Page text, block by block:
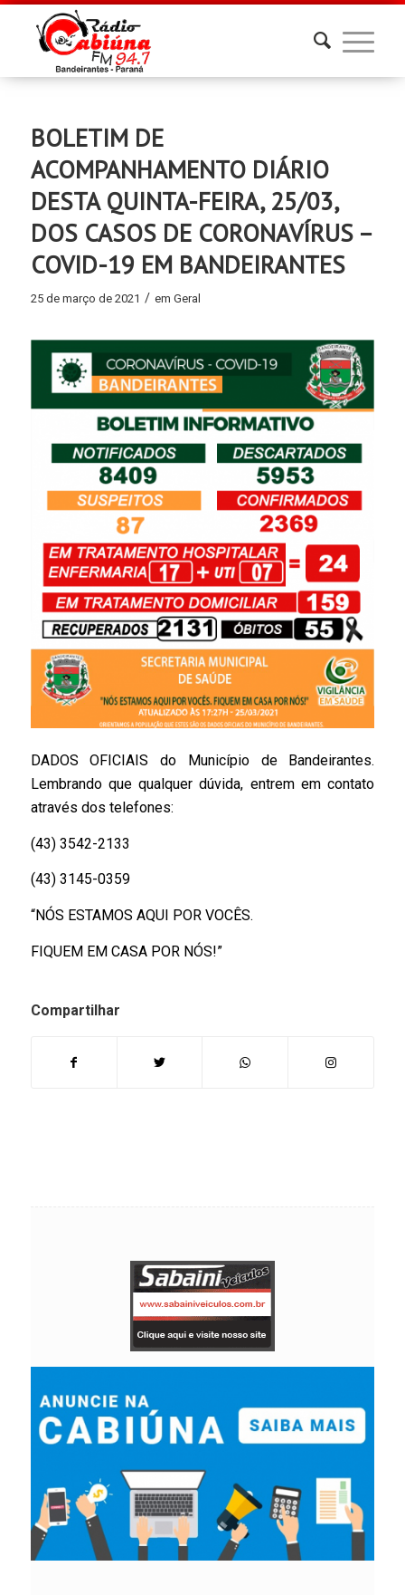
BOLETIM DE
ACOMPANHAMENTO DIÁRIO
DESTA QUINTA-FEIRA, 25/03,
DOS CASOS DE CORONAVÍRUS –
COVID-19 EM BANDEIRANTES
25 de março de 2021 / em Geral
DADOS OFICIAIS do Município de Bandeirantes.
Lembrando que qualquer dúvida, entrem em contato
através dos telefones:
(43) 3542-2133
(43) 3145-0359
“NÓS ESTAMOS AQUI POR VOCÊS.
FIQUEM EM CASA POR NÓS!”
Compartilhar